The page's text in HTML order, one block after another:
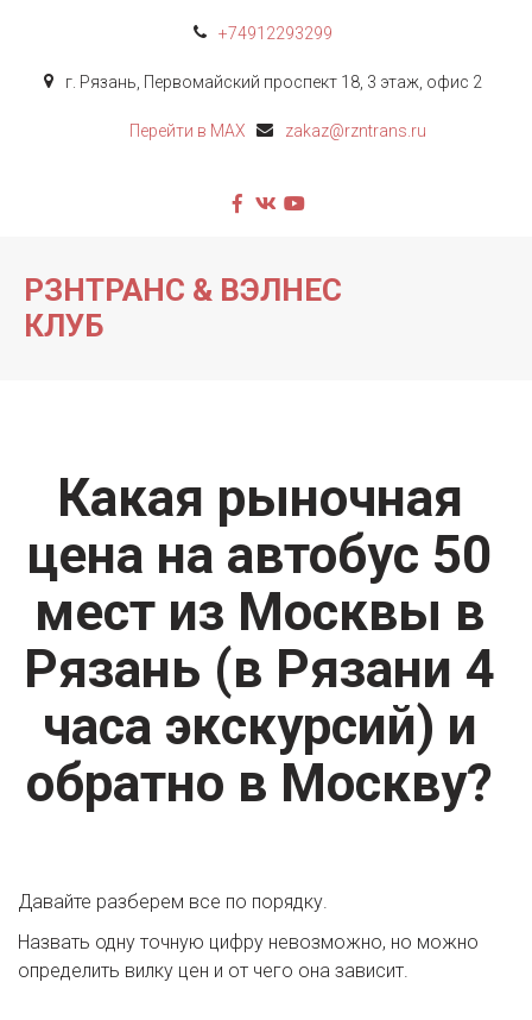
+74912293299
г. Рязань Первомайский проспект 18, 3 этаж офис 2
Перейти в MAX zakaz@rzntrans.ru
РЗНТРАНС & ВЭЛНЕС
КЛУБ
Какая рыночная
цена на автобус 50
мест из Москвы в
Рязань (в Рязани 4
часа экскурсий) и
обратно в Москву?
Давайте разберем все по порядку.
Назвать одну точную цифру невозможно, но можно
определить вилку цен и от чего она зависит.